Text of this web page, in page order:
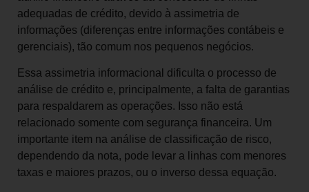
adequadas de crédito, devido à assimetria de
informações (diferenças entre informações contábeis e
gerenciais), tão comum nos pequenos negócios.
Essa assimetria informacional dificulta o processo de
análise de crédito e, principalmente, a falta de garantias
para respaldarem as operações. Isso não está
relacionado somente com segurança financeira. Um
importante item na análise de classificação de risco,
dependendo da nota, pode levar a linhas com menores
taxas e maiores prazos, ou o inverso dessa equação.